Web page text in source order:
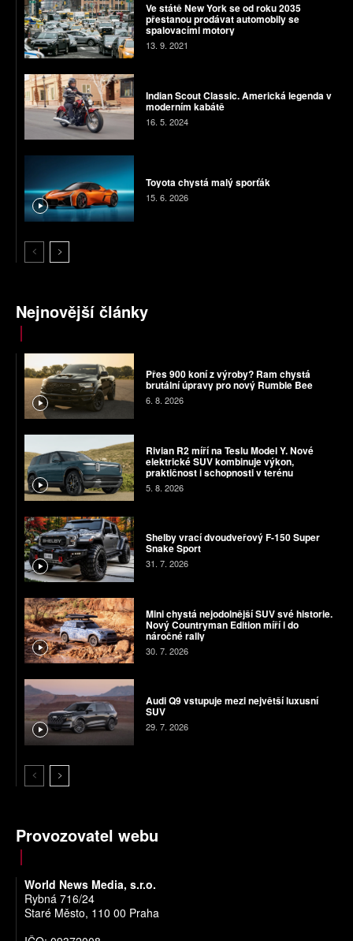
Ve státě New York se od roku 2035
přestanou prodávat automobily se
spalovacími motory
13. 9. 2021
Indian Scout Classic. Americká legenda v
moderním kabátě
16. 5. 2024
Toyota chystá malý sporťák
15. 6. 2026
Nejnovější články
Přes 900 koní z výroby? Ram chystá
brutální úpravy pro nový Rumble Bee
6. 8. 2026
Rivian R2 míří na Teslu Model Y. Nové
elektrické SUV kombinuje výkon,
praktičnost i schopnosti v terénu
5. 8. 2026
Shelby vrací dvoudveřový F-150 Super
Snake Sport
31. 7. 2026
Mini chystá nejodolnější SUV své historie.
Nový Countryman Edition míří i do
náročné rally
30. 7. 2026
Audi Q9 vstupuje mezi největší luxusní
SUV
29. 7. 2026
Provozovatel webu
World News Media, s.r.o.
Rybná 716/24
Staré Město, 110 00 Praha